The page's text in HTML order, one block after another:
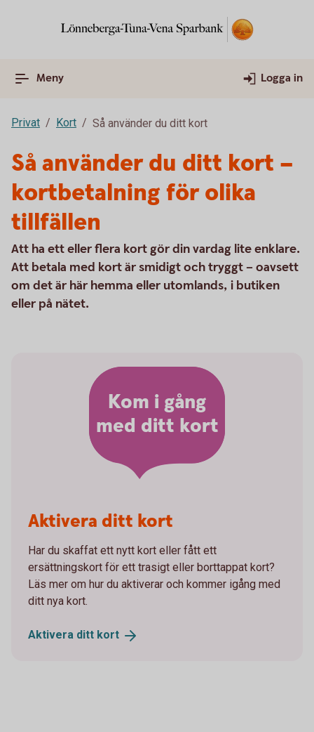
Meny Logga in
Privat Kort Så använder du ditt kort
Så använder du ditt kort –
kortbetalning för olika
tillfällen
Att ha ett eller flera kort gör din vardag lite enklare.
Att betala med kort är smidigt och tryggt – oavsett
om det är här hemma eller utomlands, i butiken
eller på nätet.
Kom i gång
med ditt kort
Aktivera ditt kort
Har du skaffat ett nytt kort eller fått ett
ersättningskort för ett trasigt eller borttappat kort?
Läs mer om hur du aktiverar och kommer igång med
ditt nya kort.
Aktivera ditt kort